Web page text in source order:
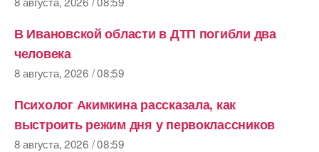
В Ивановской области в ДТП погибли два
человека
8 августа, 2026 / 08:59
Психолог Акимкина рассказала, как
выстроить режим дня у первоклассников
8 августа, 2026 / 08:59